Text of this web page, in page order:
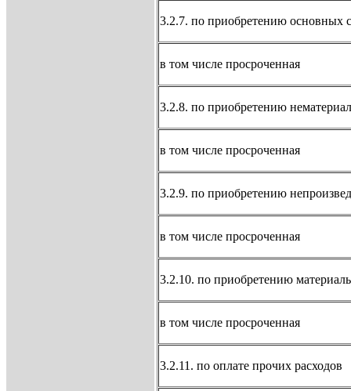
3.2.7. по приобретению основных
в том числе просроченная
3.2.8. по приобретению
в том числе просроченная
3.2.9. по приобретению
в том числе просроченная
3.2.10. по приобретению
в том числе просроченная
3.2.11. по оплате прочих расходов